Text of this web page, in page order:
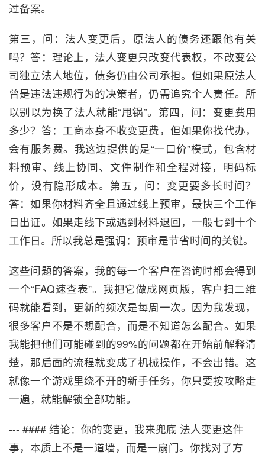
过备案。
第三，问：法人变更后，原法人的债务还跟他有关
吗？答：理论上，法人变更只改变代表权，不改变公
司独立法人地位，债务仍由公司承担。但如果原法人
曾是违法违规行为的决策者，仍需追究个人责任。所
以别以为换了法人就能“甩锅”。第四，问：变更费用
多少？答：工商本身不收变更费，但如果你找代办，
会有服务费。我这边提供的是“一口价”模式，包含材
料预审、线上协同、文件制作和全程对接，明码标
价，没有隐形成本。第五，问：变更要多长时间？
答：如果你材料齐全且通过线上预审，最快三个工作
日出证。如果走线下或遇到材料退回，一般七到十个
工作日。所以我总是强调：预审是节省时间的关键。
这些问题的答案，我的每一个客户在咨询时都会得到
一个“FAQ速查表”。我把它做成网页版，客户扫二维
码就能看到，更新的频次是每周一次。因为我发现，
很多客户不是不想配合，而是不知道怎么配合。如果
我能把他们可能碰到的99%的问题都在开始前解释清
楚，那后面的流程就变成了机械操作，不会出错。这
就像一个游戏里绕不开的新手任务，你只要按攻略走
一遍，就能解锁全部功能。
--- #### 结论：你的变更，我来兜底 法人变更这件
事，本质上不是一道墙，而是一扇门。你找对了方